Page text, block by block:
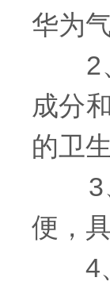
华为
2、
成分
的卫
3
便，
4、